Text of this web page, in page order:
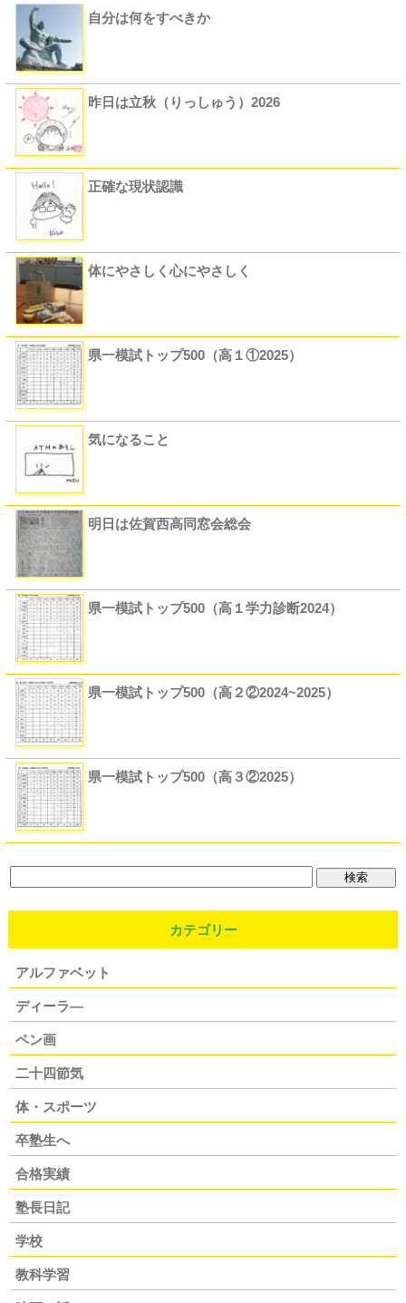
自分は何をすべきか
昨日は立秋（りっしゅう）2026
正確な現状認識
体にやさしく心にやさしく
県一模試トップ500（高１①2025）
気になること
明日は佐賀西高同窓会総会
県一模試トップ500（高１学力診断2024）
県一模試トップ500（高２②2024~2025）
県一模試トップ500（高３②2025）
カテゴリー
アルファベット
ディーラ―
ペン画
二十四節気
体・スポーツ
卒塾生へ
合格実績
塾長日記
学校
教科学習